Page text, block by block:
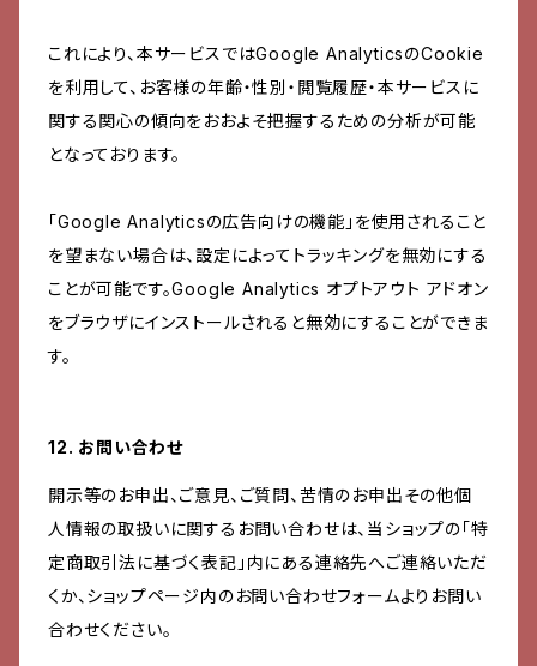
これにより、本サービスではGoogle AnalyticsのCookie
を利用して、お客様の年齢・性別・閲覧履歴・本サービスに
関する関心の傾向をおおよそ把握するための分析が可能
となっております。
「Google Analyticsの広告向けの機能」を使用されること
を望まない場合は、設定によってトラッキングを無効にする
ことが可能です。Google Analytics オプトアウト アドオン
をブラウザにインストールされると無効にすることができま
す。
12. お問い合わせ
開示等のお申出、ご意見、ご質問、苦情のお申出その他個
人情報の取扱いに関するお問い合わせは、当ショップの「特
定商取引法に基づく表記」内にある連絡先へご連絡いただ
くか、ショップページ内のお問い合わせフォームよりお問い
合わせください。